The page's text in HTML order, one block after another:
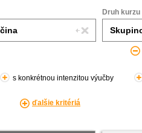
Druh kurzu
s konkrétnou intenzitou výučby
ďalšie kritériá